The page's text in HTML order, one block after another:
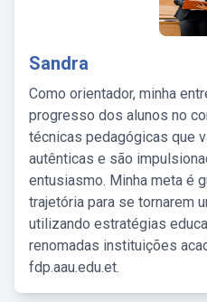
Sandra
Como orientador, minha
progresso dos alunos no
técnicas pedagógicas que
autênticas e são
entusiasmo. Minha meta é
trajetória para se tornarem
utilizando estratégias
renomadas instituições
fdp.aau.edu.et.